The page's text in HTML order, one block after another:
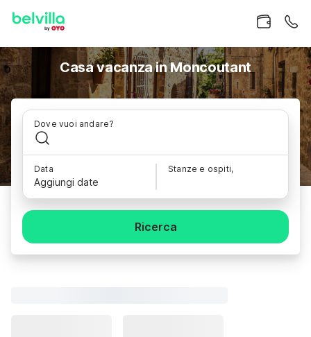
Casa vacanza in Moncoutant
Dove vuoi andare?
Data
Aggiungi date
Stanze e ospiti,
Ricerca